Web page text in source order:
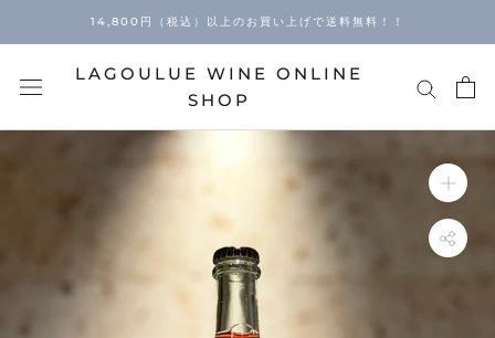
14,800円（税込）以上のお買い上げで送料無料！！
LAGOULUE WINE ONLINE
SHOP